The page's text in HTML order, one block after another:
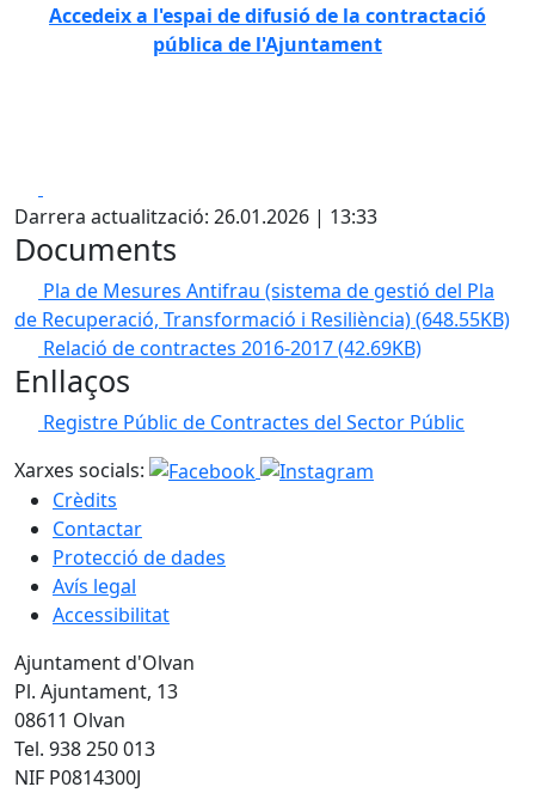
Accedeix a l'espai de difusió de la contractació
pública de l'Ajuntament
Darrera actualització: 26.01.2026 | 13:33
Documents
Pla de Mesures Antifrau (sistema de gestió del Pla
de Recuperació, Transformació i Resiliència)(648.55KB)
Relació de contractes 2016-2017(42.69KB)
Enllaços
Registre Públic de Contractes del Sector Públic
Xarxes socials:
Crèdits
Contactar
Protecció de dades
Avís legal
Accessibilitat
Ajuntament d'Olvan
Pl. Ajuntament, 13
08611 Olvan
Tel. 938 250 013
NIF P0814300J